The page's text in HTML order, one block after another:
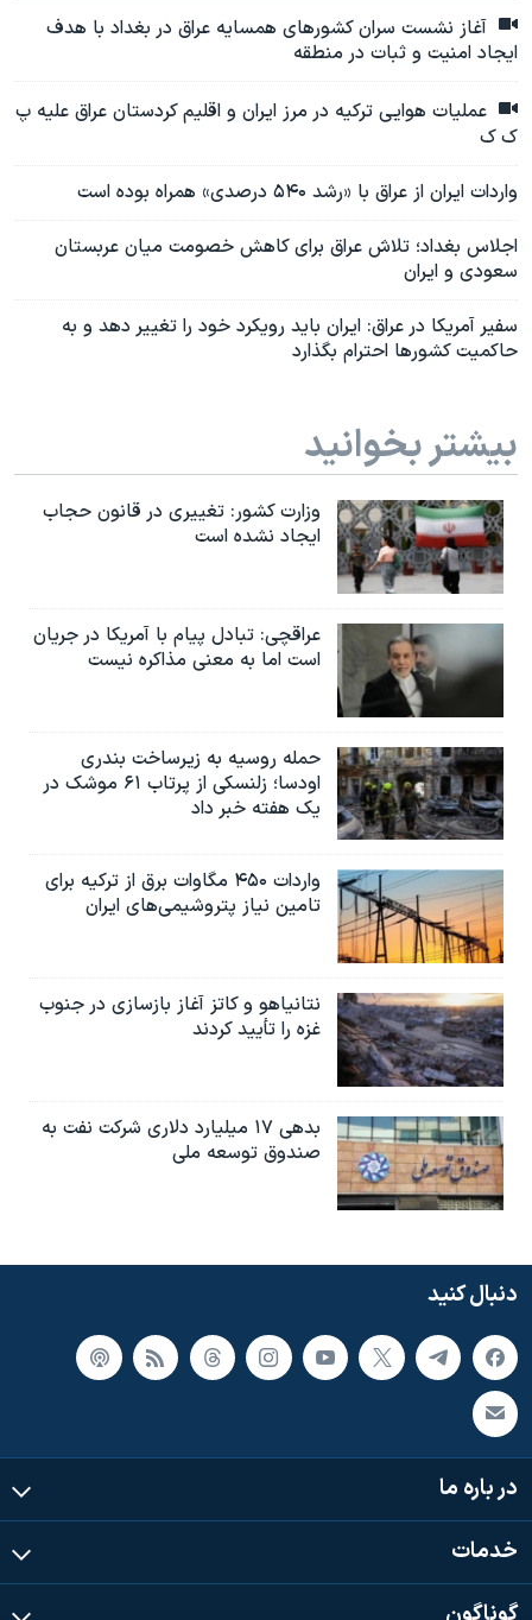
آغاز نشست سران کشورهای همسایه عراق در بغداد با هدف
ایجاد امنیت و ثبات در منطقه
عملیات هوایی ترکیه در مرز ایران و اقلیم کردستان عراق علیه پ
ک ک
واردات ایران از عراق با «رشد ۵۴۰ درصدی» همراه بوده است
اجلاس بغداد؛ تلاش عراق برای کاهش خصومت میان عربستان
سعودی و ایران
سفیر آمریکا در عراق: ایران باید رویکرد خود را تغییر دهد و به
حاکمیت کشورها احترام بگذارد
بیشتر بخوانید
وزارت کشور: تغییری در قانون حجاب
ایجاد نشده است
عراقچی: تبادل پیام با آمریکا در جریان
است اما به معنی مذاکره نیست
حمله روسیه به زیرساخت بندری
اودسا؛ زلنسکی از پرتاب ۶۱ موشک در
یک هفته خبر داد
واردات ۴۵۰ مگاوات برق از ترکیه برای
تامین نیاز پتروشیمی‌های ایران
نتانیاهو و کاتز آغاز بازسازی در جنوب
غزه را تأیید کردند
بدهی ۱۷ میلیارد دلاری شرکت نفت به
صندوق توسعه ملی
دنبال کنید
در باره ما
خدمات